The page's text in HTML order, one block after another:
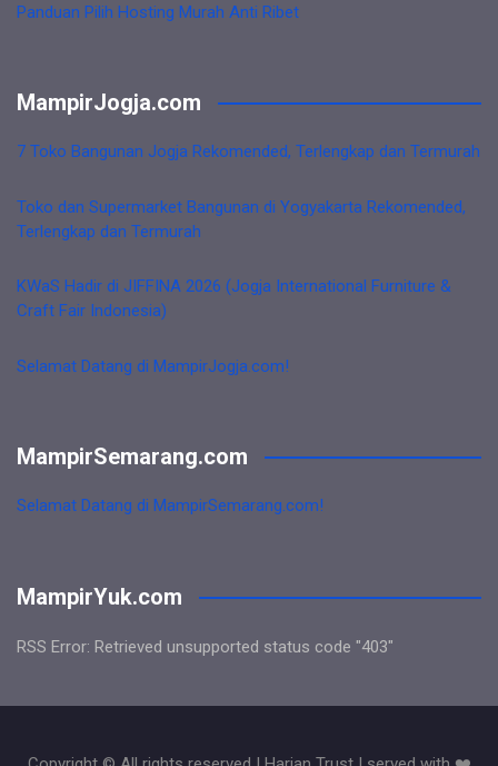
Panduan Pilih Hosting Murah Anti Ribet
MampirJogja.com
7 Toko Bangunan Jogja Rekomended, Terlengkap dan Termurah
Toko dan Supermarket Bangunan di Yogyakarta Rekomended,
Terlengkap dan Termurah
KWaS Hadir di JIFFINA 2026 (Jogja International Furniture &
Craft Fair Indonesia)
Selamat Datang di MampirJogja.com!
MampirSemarang.com
Selamat Datang di MampirSemarang.com!
MampirYuk.com
RSS Error: Retrieved unsupported status code "403"